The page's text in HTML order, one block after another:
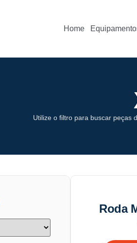
Home
Utilize o filtro para buscar peças
Roda